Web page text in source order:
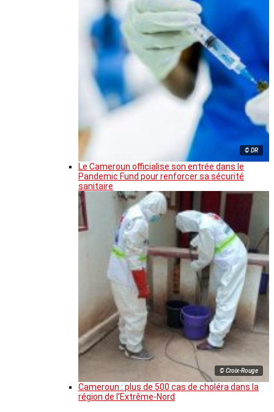
© DR
Le Cameroun officialise son entrée dans le
Pandemic Fund pour renforcer sa sécurité
sanitaire
© Croix-Rouge
Cameroun : plus de 500 cas de choléra dans la
région de l’Extrême-Nord